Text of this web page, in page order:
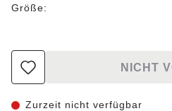
Größe:
NICHT
Zurzeit nicht verfügbar